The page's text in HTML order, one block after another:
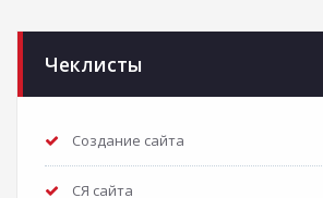
Чеклисты
Создание сайта
СЯ сайта